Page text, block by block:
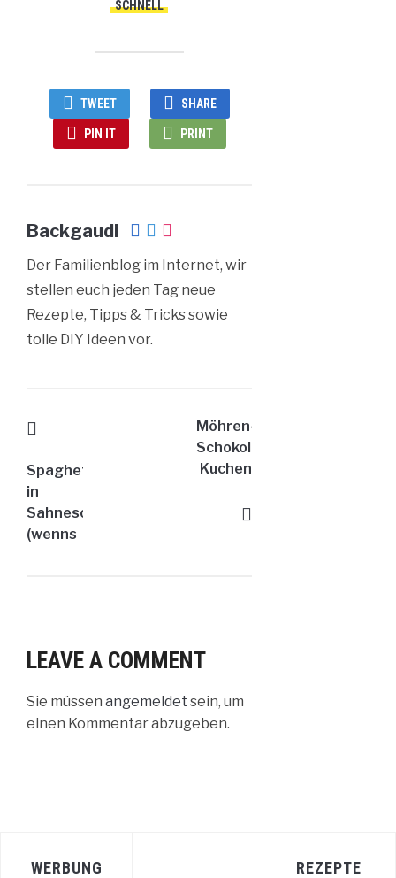
SCHNELL
TWEET SHARE
PIN IT PRINT
Backgaudi
Der Familienblog im Internet, wir
stellen euch jeden Tag neue
Rezepte, Tipps & Tricks sowie
tolle DIY Ideen vor.
Spaghetti
in
Sahnesoße
(wenns
Möhren-
Schokoladen-
Kuchen
LEAVE A COMMENT
Sie müssen angemeldet sein, um
einen Kommentar abzugeben.
WERBUNG REZEPTE